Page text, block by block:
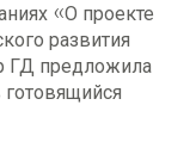
«О проекте
развития
ГД предложила